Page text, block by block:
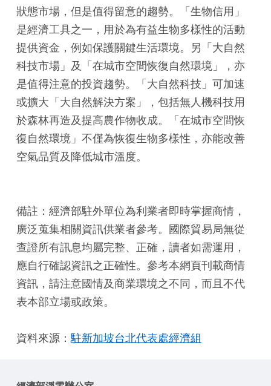
狀態市場，但是值得留意的趨勢。「生物信用」
是經濟工具之一，用於為有益生物多樣性的活動
提供資金，例如保護關鍵生活環境。另「大自然
科技市場」及「在城市空間恢復自然環境」，亦
是值得注意的投資趨勢。「大自然科技」可加速
或擴大「大自然解決方案」，包括無人機科技用
於森林再造及提高農作物收成。「在城市空間恢
復自然環境」不僅為恢復生物多樣性，亦能改善
空氣品質及降低城市溫度。
備註：經濟部駐外單位為利業者即時掌握商情，
廣泛蒐集相關資訊供業者參考。國際貿易局無從
查證所有訊息均屬完整、正確，讀者如需運用，
應自行確認資訊之正確性。參考本網頁刊載商情
資訊，請注意國情及商業環境之不同，而且不代
表本部立場或政策。
資料來源： 駐新加坡台北代表處經濟組